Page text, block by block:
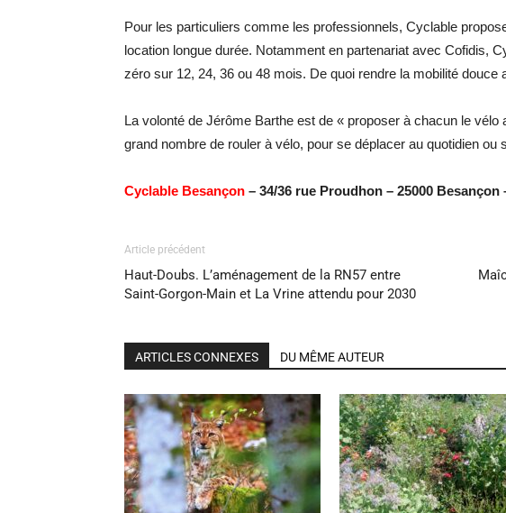
Pour les particuliers comme les professionnels, Cyclable
location longue durée. Notamment en partenariat avec Cofidis,
zéro sur 12, 24, 36 ou 48 mois. De quoi rendre la mobilité douce
La volonté de Jérôme Barthe est de « proposer à chacun le
grand nombre de rouler à vélo, pour se déplacer au quotidien ou
Cyclable Besançon – 34/36 rue Proudhon – 25000 Besançon
Article précédent
Haut-Doubs. L’aménagement de la RN57 entre
Saint-Gorgon-Main et La Vrine attendu pour 2030
ARTICLES CONNEXES DU MÊME AUTEUR